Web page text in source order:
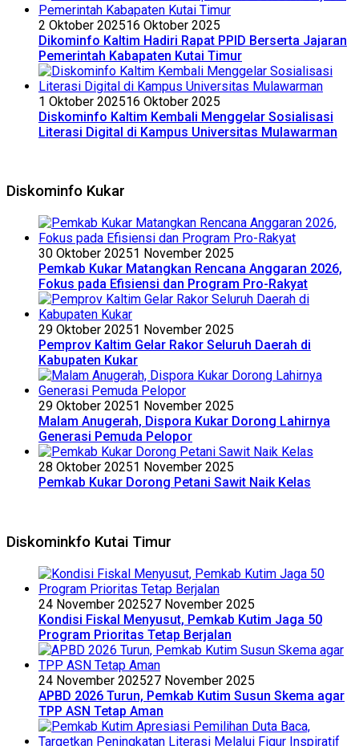
2 Oktober 202516 Oktober 2025
Dikominfo Kaltim Hadiri Rapat PPID Berserta Jajaran
Pemerintah Kabapaten Kutai Timur
1 Oktober 202516 Oktober 2025
Diskominfo Kaltim Kembali Menggelar Sosialisasi
Literasi Digital di Kampus Universitas Mulawarman
Diskominfo Kukar
30 Oktober 20251 November 2025
Pemkab Kukar Matangkan Rencana Anggaran 2026,
Fokus pada Efisiensi dan Program Pro-Rakyat
29 Oktober 20251 November 2025
Pemprov Kaltim Gelar Rakor Seluruh Daerah di
Kabupaten Kukar
29 Oktober 20251 November 2025
Malam Anugerah, Dispora Kukar Dorong Lahirnya
Generasi Pemuda Pelopor
28 Oktober 20251 November 2025
Pemkab Kukar Dorong Petani Sawit Naik Kelas
Diskominkfo Kutai Timur
24 November 202527 November 2025
Kondisi Fiskal Menyusut, Pemkab Kutim Jaga 50
Program Prioritas Tetap Berjalan
24 November 202527 November 2025
APBD 2026 Turun, Pemkab Kutim Susun Skema agar
TPP ASN Tetap Aman